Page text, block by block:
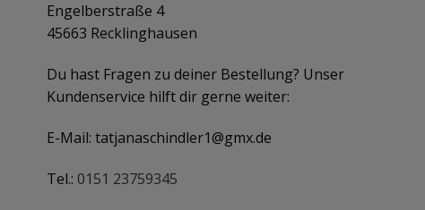
Engelberstraße 4
45663 Recklinghausen
Du hast Fragen zu deiner Bestellung? Unser
Kundenservice hilft dir gerne weiter:
E-Mail: tatjanaschindler1@gmx.de
Tel.: 0151 23759345